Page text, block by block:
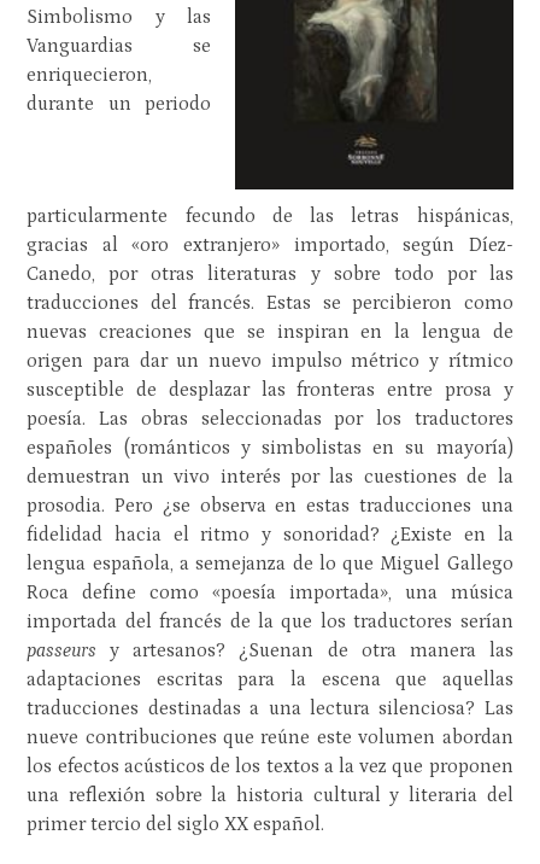
Simbolismo y las
Vanguardias se
enriquecieron,
durante un periodo
particularmente fecundo de las letras hispánicas,
gracias al «oro extranjero» importado, según Díez-
Canedo, por otras literaturas y sobre todo por las
traducciones del francés. Estas se percibieron como
nuevas creaciones que se inspiran en la lengua de
origen para dar un nuevo impulso métrico y rítmico
susceptible de desplazar las fronteras entre prosa y
poesía. Las obras seleccionadas por los traductores
españoles (románticos y simbolistas en su mayoría)
demuestran un vivo interés por las cuestiones de la
prosodia. Pero ¿se observa en estas traducciones una
fidelidad hacia el ritmo y sonoridad? ¿Existe en la
lengua española, a semejanza de lo que Miguel Gallego
Roca define como «poesía importada», una música
importada del francés de la que los traductores serían
passeurs y artesanos? ¿Suenan de otra manera las
adaptaciones escritas para la escena que aquellas
traducciones destinadas a una lectura silenciosa? Las
nueve contribuciones que reúne este volumen abordan
los efectos acústicos de los textos a la vez que proponen
una reflexión sobre la historia cultural y literaria del
primer tercio del siglo XX español.